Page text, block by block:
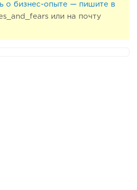
о бизнес-опыте — пишите в
или на почту